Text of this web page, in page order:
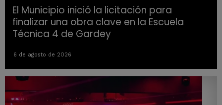
El Municipio inició la licitación para
finalizar una obra clave en la Escuela
Técnica 4 de Gardey
6 de agosto de 2026